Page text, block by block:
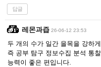
답글
레몬과즙 26-06-12 23:53
두 개의 수가 일간 을목을 강하
즉 공부 탐구 정보수집 분석 통찰
능력이 좋은 편입니다.